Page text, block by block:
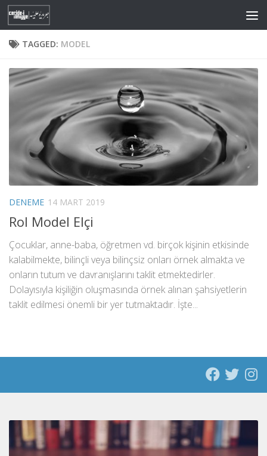
Skip to content
TAGGED: MODEL
DENEME 14 MART 2019
Rol Model Elçi
Çocuklar, anne-baba, öğretmen vd. birçok kişinin etkisinde
kalabilmekte, bilinçli veya bilinçsiz onları örnek almakta ve
onların tutum ve davranışlarını taklit etmektedirler.
Dolayısıyla kişiliğin oluşmasında örnek alınan şahsiyetlerin
taklit edilmesi önemli bir yer tutmaktadır. İşte...